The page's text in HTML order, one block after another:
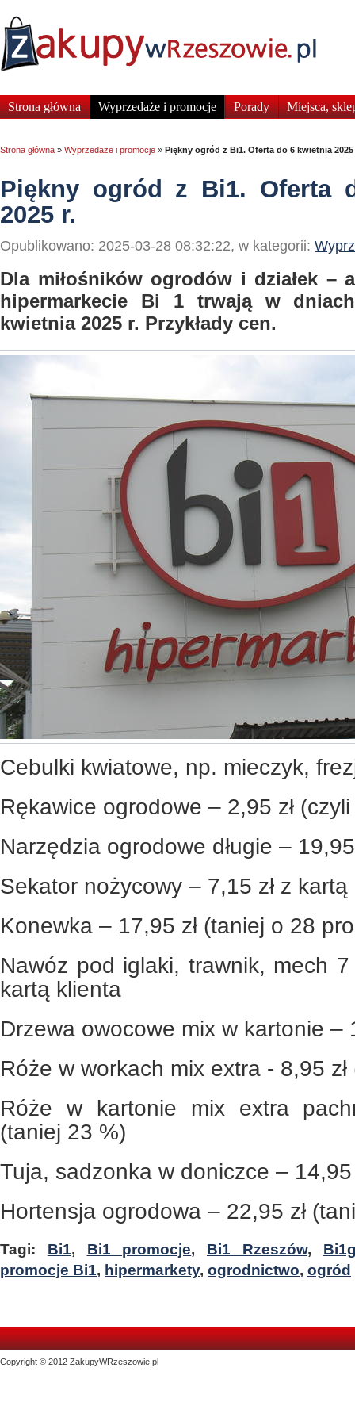
Strona główna Wyprzedaże i promocje Porady Miejsca,
Strona główna » Wyprzedaże i promocje » Piękny ogród z Bi1. Oferta do 6 kwietnia 2025
Piękny ogród z Bi1. Oferta
2025 r.
Opublikowano: 2025-03-28 08:32:22, w kategorii:
Dla miłośników ogrodów i działek –
hipermarkecie Bi 1 trwają w
kwietnia 2025 r. Przykłady cen.
Cebulki kwiatowe, np. mieczyk,
Rękawice ogrodowe – 2,95 zł
Narzędzia ogrodowe długie – 19,95
Sekator nożycowy – 7,15 zł z
Konewka – 17,95 zł (taniej o 28
Nawóz pod iglaki, trawnik, mech
kartą klienta
Drzewa owocowe mix w kartonie –
Róże w workach mix extra - 8,95
Róże w kartonie mix extra
(taniej 23 %)
Tuja, sadzonka w doniczce – 14,95
Hortensja ogrodowa – 22,95 zł
Tagi: Bi1, Bi1 promocje, Bi1 Rzeszów,
promocje Bi1, hipermarkety, ogrodnictwo, ogród
Copyright © 2012 ZakupyWRzeszowie.pl